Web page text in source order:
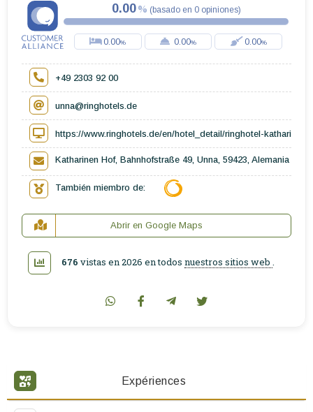
Expériences
0.00 (basado en 0 opiniones)
0.00 0.00 0.00
+49 2303 92 00
unna@ringhotels.de
https://www.ringhotels.de/en/hotel_detail/ringhotel-katharinen-
Katharinen Hof, Bahnhofstraße 49, Unna, 59423, Alemania
También miembro de:
Abrir en Google Maps
676 vistas en 2026 en todos nuestros sitios web